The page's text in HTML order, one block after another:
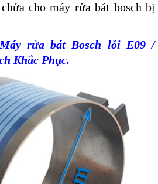
cho máy rửa bát bosch bị
Máy rửa bát Bosch lỗi E09 /
Khắc Phục.